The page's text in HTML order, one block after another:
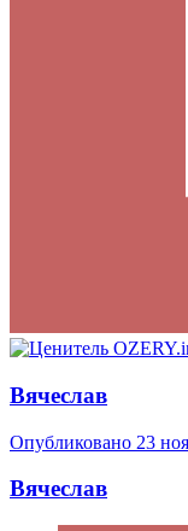
Вячеслав
Опубликовано 23
Вячеслав